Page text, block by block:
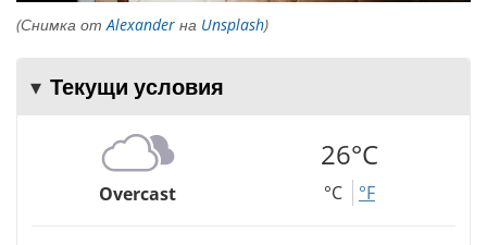
(Снимка отAlexander на Unsplash)
Текущи условия
Overcast
26°C
°C °F